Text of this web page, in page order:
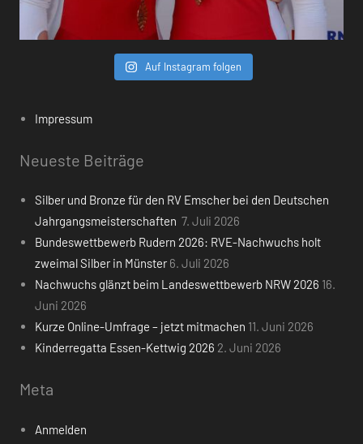
Auf Instagram folgen
Impressum
Neueste Beiträge
Silber und Bronze für den RV Emscher bei den Deutschen
Jahrgangsmeisterschaften 7. Juli 2026
Bundeswettbewerb Rudern 2026: RVE-Nachwuchs holt
zweimal Silber in Münster 6. Juli 2026
Nachwuchs glänzt beim Landeswettbewerb NRW 2026 16.
Juni 2026
Kurze Online-Umfrage – jetzt mitmachen 11. Juni 2026
Kinderregatta Essen-Kettwig 2026 2. Juni 2026
Meta
Anmelden